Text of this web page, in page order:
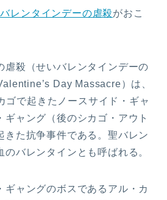
レンタインデーの虐殺がおこ
虐殺（せいバレンタインデーの
Day Massacre）は、
ゴで起きたノースサイド・ギャ
ギャング（後のシカゴ・アウト
きた抗争事件である。聖バレン
のバレンタインとも呼ばれる。
ギャングのボスであるアル・カ